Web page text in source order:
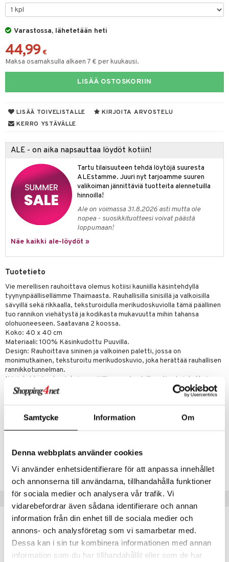
Samtycke Information Om
Denna webbplats använder cookies
Vi använder enhetsidentifierare för att anpassa innehållet
och annonserna till användarna, tillhandahålla funktioner
för sociala medier och analysera vår trafik. Vi
vidarebefordrar även sådana identifierare och annan
information från din enhet till de sociala medier och
annons- och analysföretag som vi samarbetar med.
Dessa kan i sin tur kombinera informationen med annan
information som du har tillhandahållit eller som de har
Varastossa, lähetetään heti
44,99 €
Maksa osamaksulla alkaen 7 € per kuukausi.
LISÄÄ OSTOSKORIIN
LISÄÄ TOIVELISTALLE
KIRJOITA ARVOSTELU
KERRO YSTÄVÄLLE
ALE - on aika napsauttaa löydöt kotiin!
Tartu tilaisuuteen tehdä löytöjä suuresta
ALEstamme. Juuri nyt tarjoamme suuren
valikoiman jännittäviä tuotteita alennetuilla
hinnoilla!
Ale on voimassa 31.8.2026 asti mutta ole
nopea - suosikkituotteesi voivat päästä
loppumaan!
Näe kaikki ale-löydöt »
Tuotetieto
Vie merellisen rauhoittava olemus kotiisi kauniilla käsintehdyllä
tyynynpäällisellämme Thaimaasta. Rauhallisilla sinisillä ja valkoisilla
sävyillä sekä rikkaalla, teksturoidulla merikudoskuviolla tämä päällinen
tuo rannikon viehätystä ja kodikasta mukavuutta mihin tahansa
olohuoneeseen. Saatavana 2 koossa.
Koko: 40 x 40 cm
Materiaali: 100% Käsinkudottu Puuvilla.
Design: Rauhoittava sininen ja valkoinen paletti, jossa on
monimutkainen, teksturoitu merikudoskuvio, joka herättää rauhallisen
rannikkotunnelman.
Käsintehty Laatu: Jokainen päällinen on huolellisesti valmistettu ja
esittelee aitoa käsityötaitoa ja hienovaraisia vaihteluita, jotka tekevät
kappaleestasi todella ainutlaatuisen.
jopa minimalistiseen sisustukseen, ja se parantaa helposti
Tuotenumero
IHA81-1-XX
Suositut tuotteet
& Vihannesveitset
& Peitot